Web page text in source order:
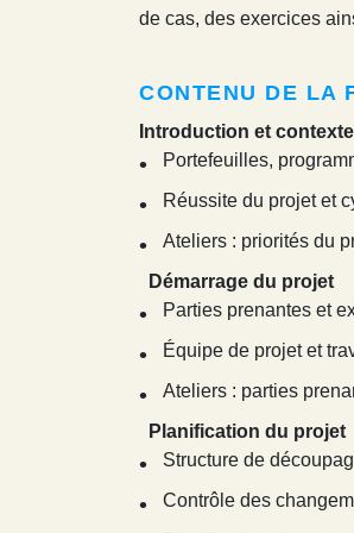
de cas, des exercices
CONTENU DE LA
Introduction et
Portefeuilles,
Réussite du projet et
Ateliers : priorités du
Démarrage du projet
Parties prenantes et
Équipe de projet et
Ateliers : parties
Planification du projet
Structure de
Contrôle des